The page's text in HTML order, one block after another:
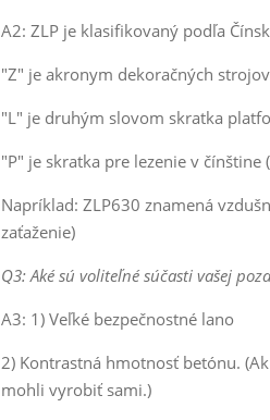
A2: ZLP je klasifikovaný podľa
"Z" je akronym dekoračných
"L" je druhým slovom skratka
"P" je skratka pre lezenie v čínštine
Napríklad: ZLP630 znamená
zaťaženie)
Q3: Aké sú voliteľné súčasti vašej
A3: 1) Veľké bezpečnostné lano
2) Kontrastná hmotnosť betónu.
mohli vyrobiť sami.)